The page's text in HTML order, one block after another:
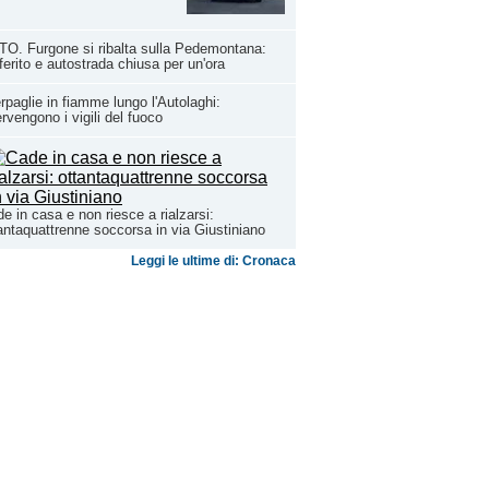
Furgone si ribalta sulla Pedemontana:
e autostrada chiusa per un'ora
in fiamme lungo l'Autolaghi:
i vigili del fuoco
in casa e non riesce a rialzarsi:
soccorsa in via Giustiniano
Leggi le ultime di: Cronaca